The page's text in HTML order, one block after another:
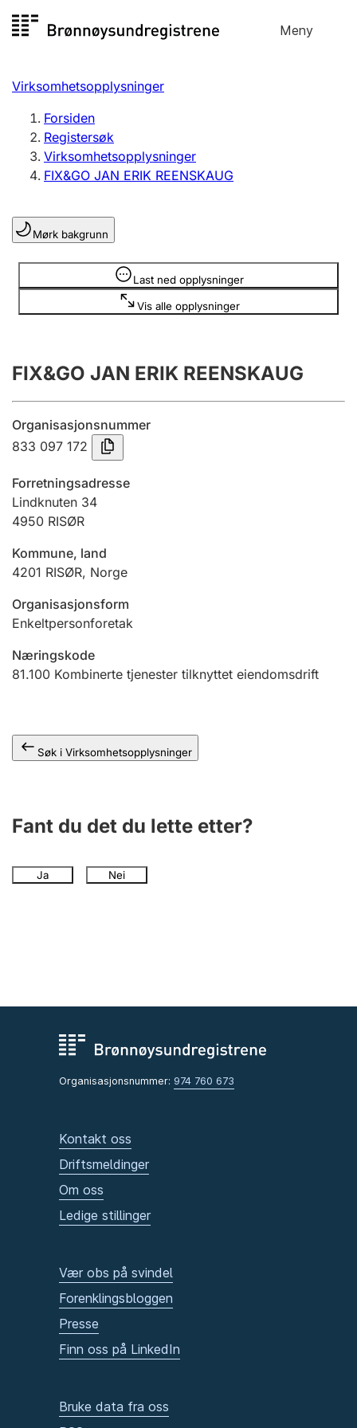
til
Meny
Registersøk
Aksjeselskap
Enkeltpersonforetak
Registrere, endre, slette
Lag og forening
Registrere, endre, slette
Årsregnskap
Innsending og forsinkelsesgebyr
Tinglysing
Jeger
Ektepaktveileder
Offentlig sektor
Virksomhetsopplysninger
Forsiden
Registersøk
Virksomhetsopplysninger
FIX&GO JAN ERIK REENSKAUG
Mørk bakgrunn
Last ned opplysninger
Vis alle opplysninger
Opplysninger er skjult
FIX&GO JAN ERIK REENSKAUG
Organisasjonsnummer
833 097 172
Forretningsadresse
Lindknuten 34
4950 RISØR
Kommune, land
4201 RISØR, Norge
Organisasjonsform
Enkeltpersonforetak
Næringskode
81.100 Kombinerte tjenester tilknyttet eiendomsdrift
Søk i Virksomhetsopplysninger
Fant du det du lette etter?
Ja Nei
Organisasjonsnummer: 974 760 673
Kontakt oss
Driftsmeldinger
Om oss
Ledige stillinger
Vær obs på svindel
Forenklingsbloggen
Presse
Finn oss på LinkedIn
Bruke data fra oss